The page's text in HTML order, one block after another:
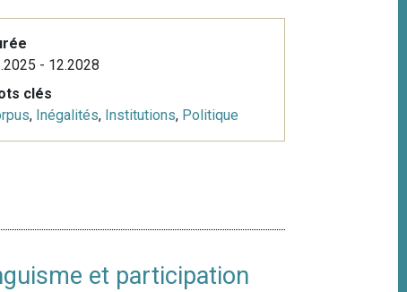
- 12.2028
clés
, Inégalités, Institutions, Politique
et participation